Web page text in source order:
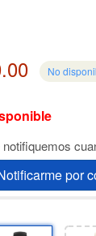
No
por